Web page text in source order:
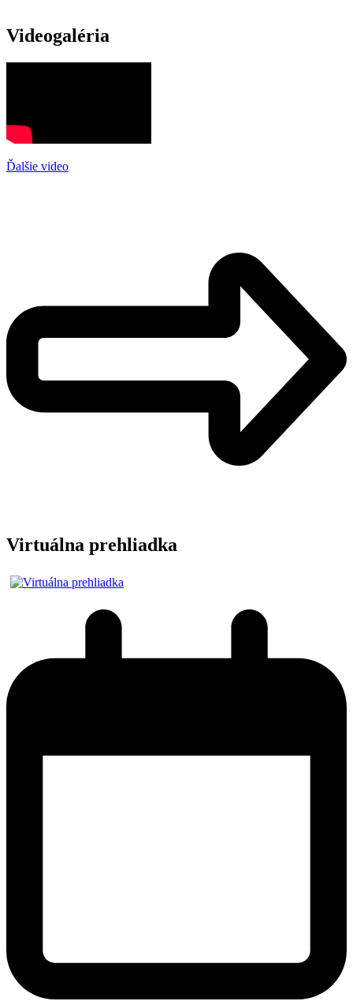
Videogaléria
Ďalšie video
Virtuálna prehliadka